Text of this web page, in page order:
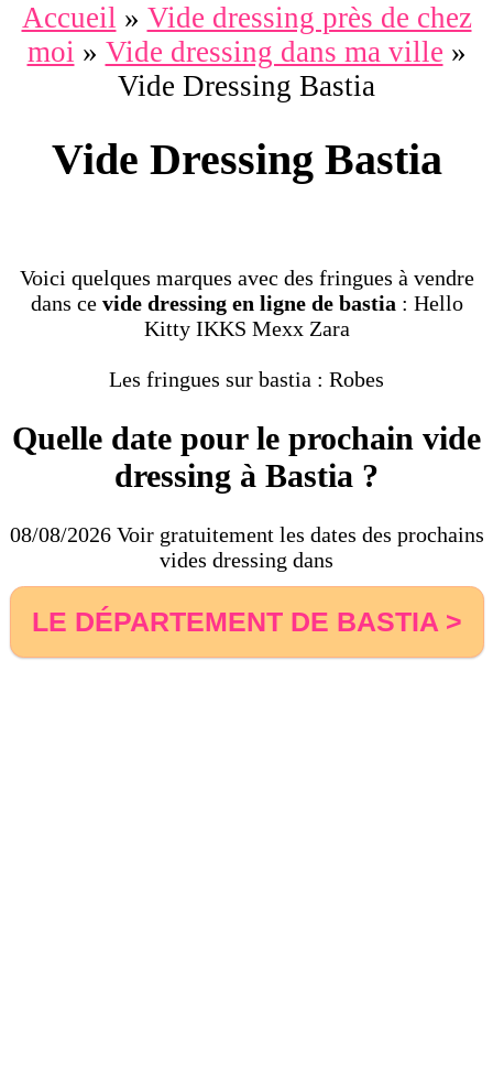
Accueil » Vide dressing près de chez
moi » Vide dressing dans ma ville »
Vide Dressing Bastia
Vide Dressing Bastia
Voici quelques marques avec des fringues à vendre
dans ce vide dressing en ligne de bastia : Hello
Kitty IKKS Mexx Zara
Les fringues sur bastia : Robes
Quelle date pour le prochain vide
dressing à Bastia ?
08/08/2026 Voir gratuitement les dates des prochains
vides dressing dans
LE DÉPARTEMENT DE BASTIA